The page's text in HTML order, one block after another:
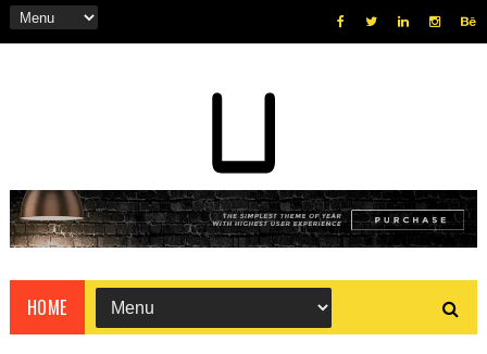
HOME